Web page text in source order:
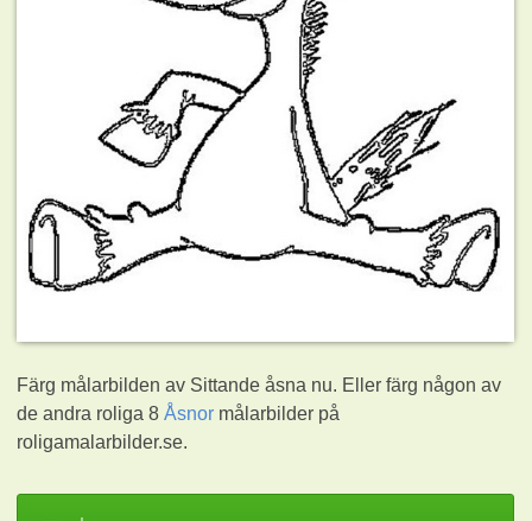
Färg målarbilden av Sittande åsna nu. Eller färg någon av
de andra roliga 8Åsnor målarbilder på
roligamalarbilder.se.